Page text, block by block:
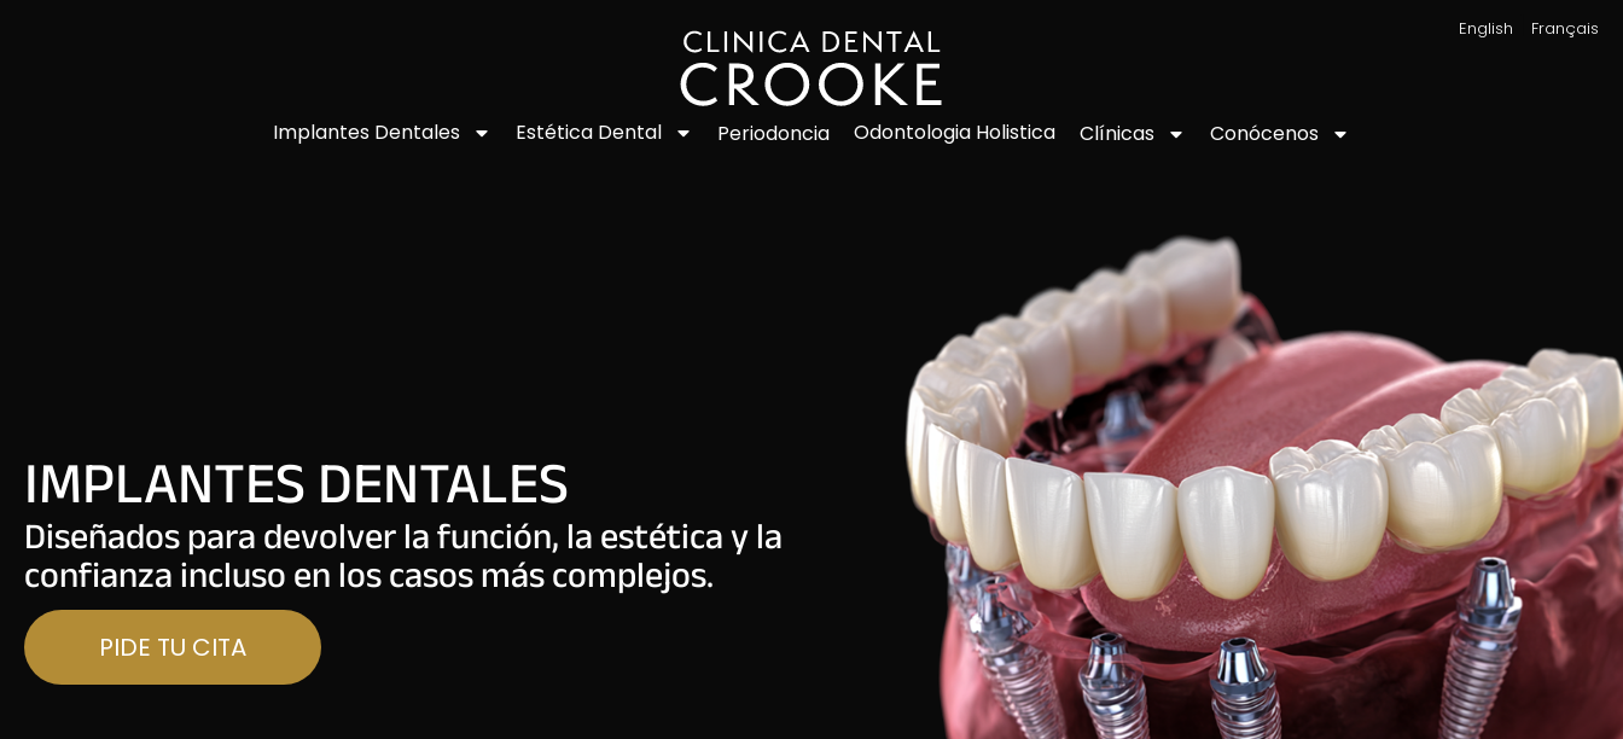
English Français
Implantes Dentales Estética Dental Periodoncia Odontologia Holistica Clínicas Conócenos
IMPLANTES DENTALES
Diseñados para devolver la función, la estética y la
confianza incluso en los casos más complejos.
PIDE TU CITA